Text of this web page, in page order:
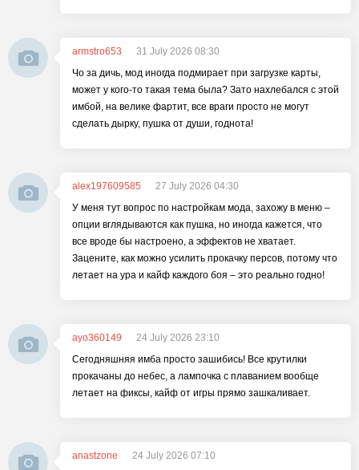
armstro653
31 July 2026 08:30
Чо за дичь, мод иногда подмирает при загрузке карты,
может у кого-то такая тема была? Зато нахлебался с этой
имбой, на велике фартит, все враги просто не могут
сделать дырку, пушка от души, годнота!
alex197609585
27 July 2026 04:30
У меня тут вопрос по настройкам мода, захожу в меню –
опции вглядываются как пушка, но иногда кажется, что
все вроде бы настроено, а эффектов не хватает.
Зацените, как можно усилить прокачку персов, потому что
летает на ура и кайф каждого боя – это реально годно!
ayo360149
24 July 2026 23:10
Сегодняшняя имба просто зашибись! Все крутилки
прокачаны до небес, а лампочка с плаванием вообще
летает на фиксы, кайф от игры прямо зашкаливает.
anastzone
24 July 2026 07:10